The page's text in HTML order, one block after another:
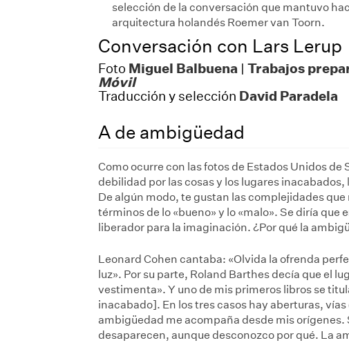
selección de la conversación que mantuvo
arquitectura holandés Roemer van Toorn.
Conversación con Lars Lerup
Foto Miguel Balbuena | Trabajos
Móvil
Traducción y selección David Paradela
A de ambigüedad
Como ocurre con las fotos de Estados Unidos
debilidad por las cosas y los lugares
De algún modo, te gustan las complejidades
términos de lo «bueno» y lo «malo». Se diría que
liberador para la imaginación. ¿Por qué la
Leonard Cohen cantaba: «Olvida la ofrenda
luz». Por su parte, Roland Barthes decía que el
vestimenta». Y uno de mis primeros libros se
inacabado]. En los tres casos hay aberturas,
ambigüedad me acompaña desde mis
desaparecen, aunque desconozco por qué. La